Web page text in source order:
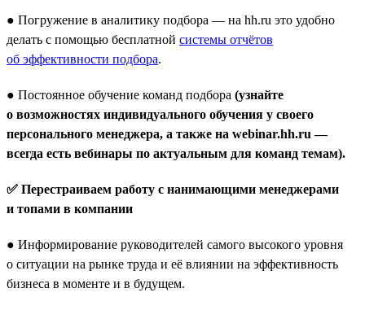
● Погружение в аналитику подбора — на hh.ru это удобно
делать с помощью бесплатной системы отчётов
об эффективности подбора.
● Постоянное обучение команд подбора (узнайте
о возможностях индивидуального обучения у своего
персонального менеджера, а также на webinar.hh.ru —
всегда есть вебинары по актуальным для команд темам).
✅ Перестраиваем работу с нанимающими менеджерами
и топами в компании
● Информирование руководителей самого высокого уровня
о ситуации на рынке труда и её влиянии на эффективность
бизнеса в моменте и в будущем.